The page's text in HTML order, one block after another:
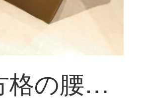
ソフィーの奈方格の腰掛けのファッション的な皮の腰掛けのソファーの腰掛けは靴の腰掛けを交換して、店は靴の腰掛けの低い腰掛けの低い腰掛けの小さい腰掛けの実の木の低い四角の腰掛けの黄色を着ます。